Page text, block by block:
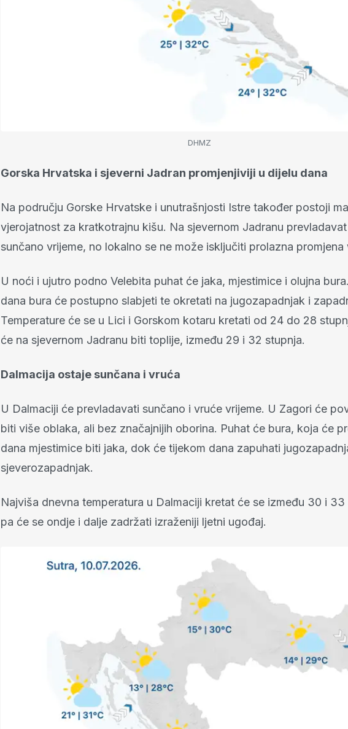
DHMZ
Gorska Hrvatska i sjeverni Jadran promjenjiviji u dijelu dana
Na području Gorske Hrvatske i unutrašnjosti Istre također postoji
vjerojatnost za kratkotrajnu kišu. Na sjevernom Jadranu
sunčano vrijeme, no lokalno se ne može isključiti prolazna promjena
U noći i ujutro podno Velebita puhat će jaka, mjestimice i olujna
dana bura će postupno slabjeti te okretati na jugozapadnjak i
Temperature će se u Lici i Gorskom kotaru kretati od 24 do 28
će na sjevernom Jadranu biti toplije, između 29 i 32 stupnja.
Dalmacija ostaje sunčana i vruća
U Dalmaciji će prevladavati sunčano i vruće vrijeme. U Zagori će
biti više oblaka, ali bez značajnijih oborina. Puhat će bura, koja će
dana mjestimice biti jaka, dok će tijekom dana zapuhati
sjeverozapadnjak.
Najviša dnevna temperatura u Dalmaciji kretat će se između 30 i 33
pa će se ondje i dalje zadržati izraženiji ljetni ugođaj.